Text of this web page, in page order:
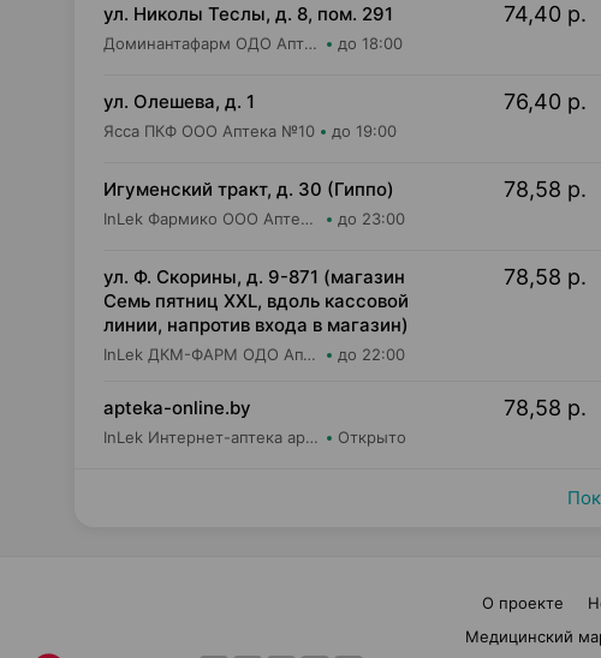
ул. Николы Теслы, д. 8, пом. 291
Доминантафарм ОДО Аптека №25 до 18:00
74,40 р.
ул. Олешева, д. 1
Ясса ПКФ ООО Аптека №10 до 19:00
76,40 р.
Игуменский тракт, д. 30 (Гиппо)
InLek Фармико ООО Аптека №24 до 23:00
78,58 р.
ул. Ф. Скорины, д. 9-871 (магазин
Семь пятниц XXL, вдоль кассовой
линии, напротив входа в магазин)
InLek ДКМ-ФАРМ ОДО Аптека №15 до 22:00
78,58 р.
apteka-online.by
InLek Интернет-аптека apteka-online.by Открыто
78,58 р.
О проекте
Медицинский